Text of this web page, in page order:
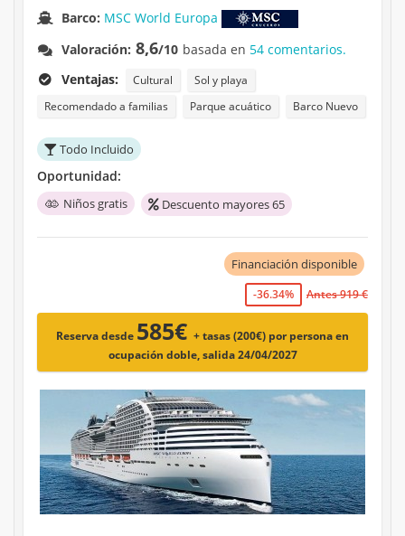
Barco: MSC World Europa
Valoración: 8,6/10 basada en 54 comentarios.
Ventajas:
Cultural
Sol y playa
Recomendado a familias
Parque acuático Barco Nuevo
Todo Incluido
Oportunidad:
Niños gratis Descuento mayores 65
Financiación disponible
-36.34% Antes 919 €
Reserva desde 585€ + tasas (200€) por persona en
ocupación doble, salida 24/04/2027